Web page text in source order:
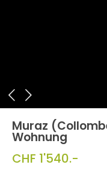
Muraz
Wohnung
CHF 1'540.-